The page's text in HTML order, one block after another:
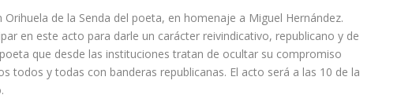
Orihuela de la Senda del poeta, en homenaje a Miguel Hernández.
en este acto para darle un carácter reivindicativo, republicano y de
que desde las instituciones tratan de ocultar su compromiso
todos y todas con banderas republicanas. El acto será a las 10 de la